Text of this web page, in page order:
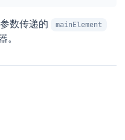
数传递的
mainElement
。